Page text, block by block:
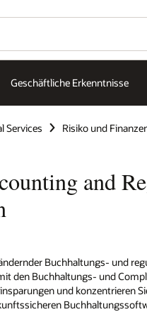
Geschäftliche Erkenntnisse
Services Risiko und
and
Buchhaltungs- und
den Buchhaltungs- und
und konzentrieren